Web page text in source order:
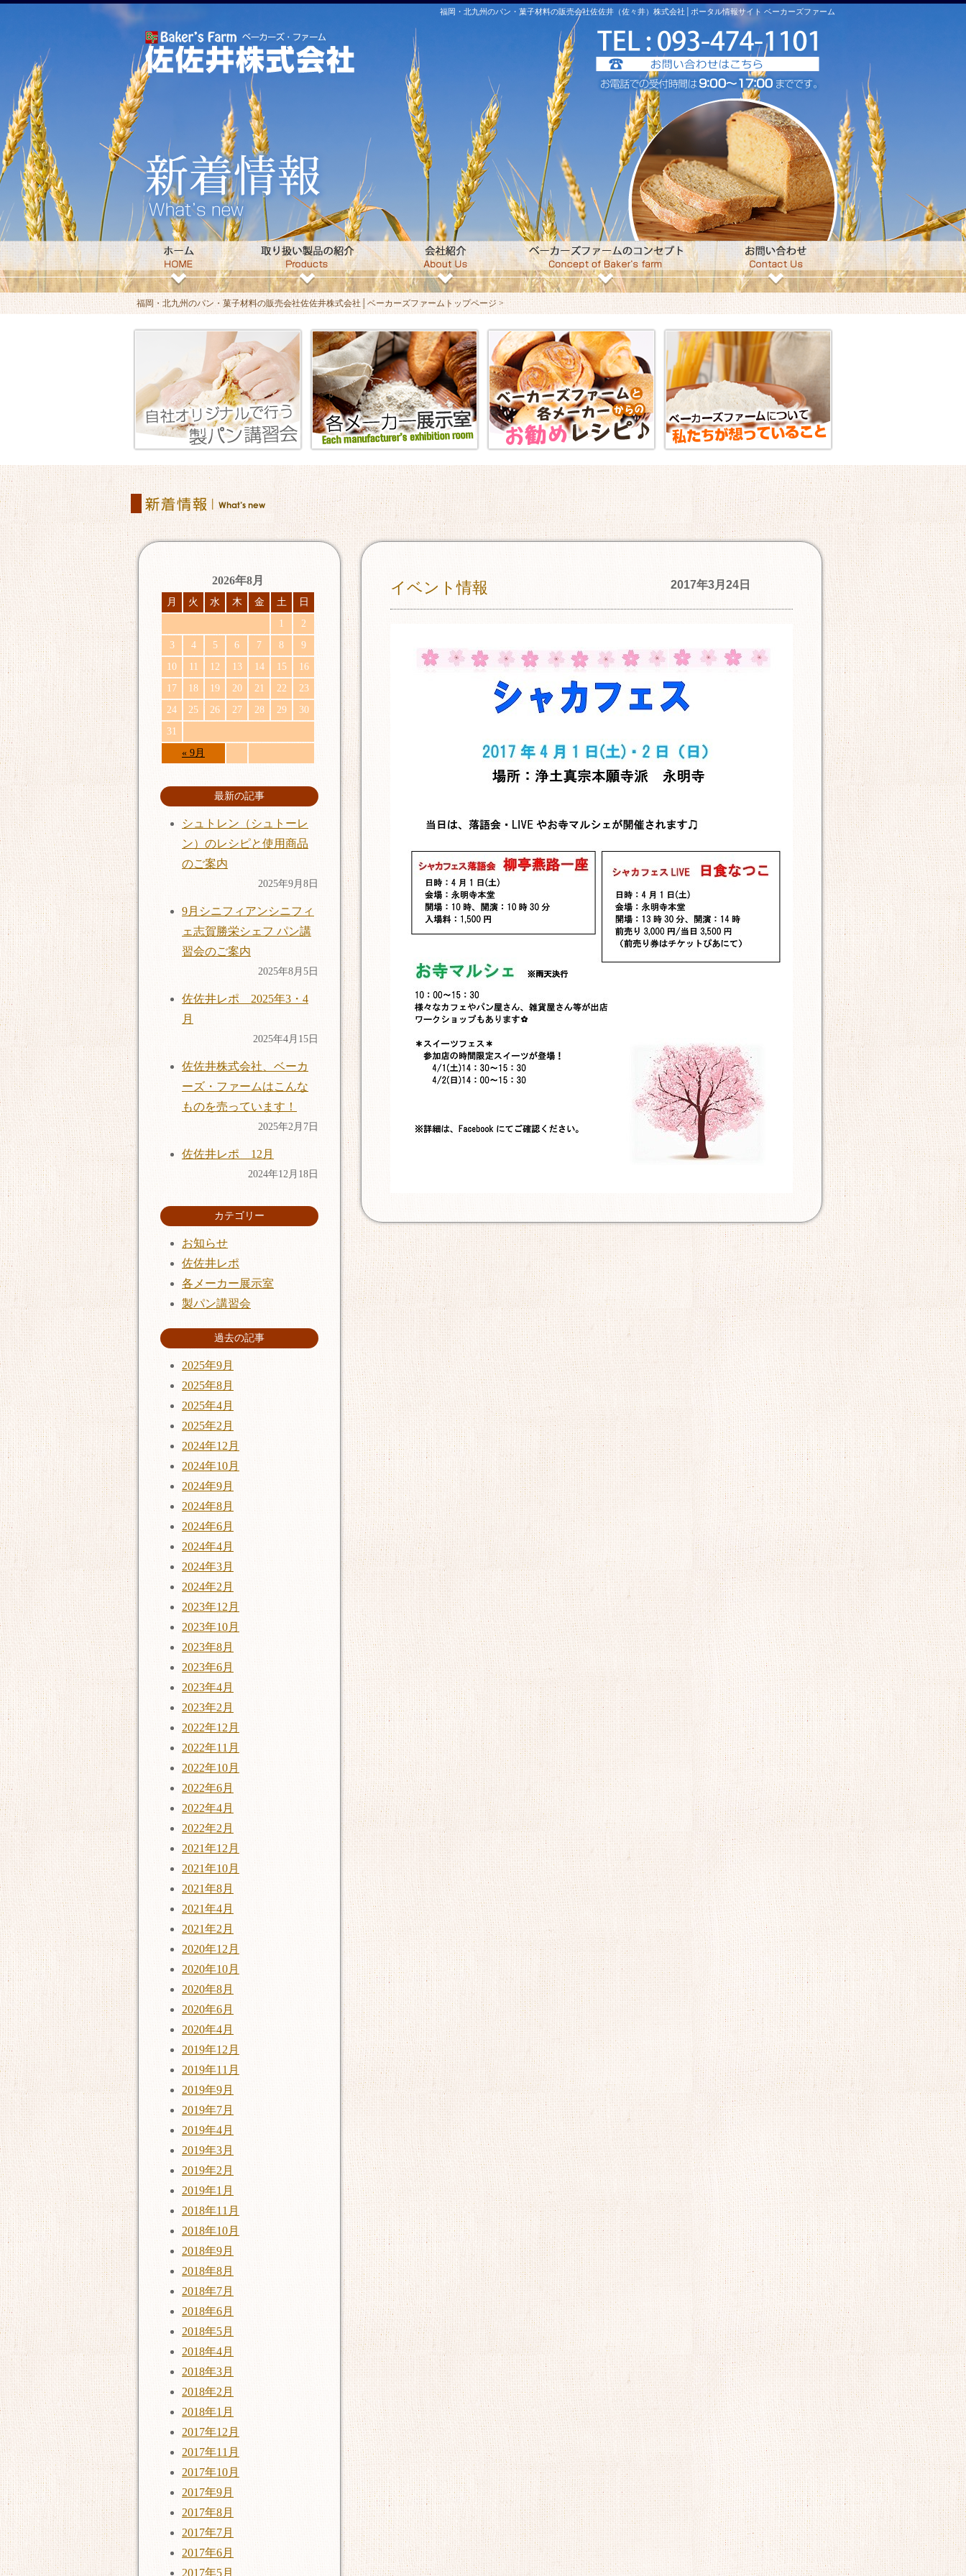
福岡・北九州のパン・菓子材料の販売会社佐佐井（佐々井）株式会社│ポータル情報サイト ベーカーズファーム
福岡・北九州のパン・菓子材料の販売会社佐佐井株式会社│ベーカーズファームトップページ >
イベント情報 2017年3月24日
2026年8月
月 火 水 木 金 土 日
« 9月
1
2
3
4 5 6 7 8
9
10
11 12 13 14 15
16
17
18 19 20 21 22
23
24
25 26 27 28 29
30
31
最新の記事
シュトレン（シュトーレ
ン）のレシピと使用商品
のご案内
2025年9月8日
9月シニフィアンシニフィ
ェ志賀勝栄シェフ パン講
習会のご案内
2025年8月5日
佐佐井レポ 2025年3・4
月
2025年4月15日
佐佐井株式会社、ベーカ
ーズ・ファームはこんな
ものを売っています！
2025年2月7日
佐佐井レポ 12月
2024年12月18日
カテゴリー
お知らせ
佐佐井レポ
各メーカー展示室
製パン講習会
過去の記事
2025年9月
2025年8月
2025年4月
2025年2月
2024年12月
2024年10月
2024年9月
2024年8月
2024年6月
2024年4月
2024年3月
2024年2月
2023年12月
2023年10月
2023年8月
2023年6月
2023年4月
2023年2月
2022年12月
2022年11月
2022年10月
2022年6月
2022年4月
2022年2月
2021年12月
2021年10月
2021年8月
2021年4月
2021年2月
2020年12月
2020年10月
2020年8月
2020年6月
2020年4月
2019年12月
2019年11月
2019年9月
2019年7月
2019年4月
2019年3月
2019年2月
2019年1月
2018年11月
2018年10月
2018年9月
2018年8月
2018年7月
2018年6月
2018年5月
2018年4月
2018年3月
2018年2月
2018年1月
2017年12月
2017年11月
2017年10月
2017年9月
2017年8月
2017年7月
2017年6月
2017年5月